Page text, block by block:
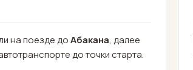
на поезде доАбакана, далее
до точки старта.